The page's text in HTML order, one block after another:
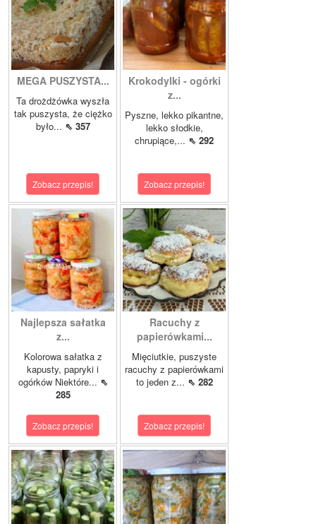
MEGA PUSZYSTA...
Ta drożdżówka wyszła
tak puszysta, że ciężko
było... ⇖ 357
Zobacz przepis!
Krokodylki - ogórki
z...
Pyszne, lekko pikantne,
lekko słodkie,
chrupiące,... ⇖ 292
Zobacz przepis!
Najlepsza sałatka
z...
Kolorowa sałatka z
kapusty, papryki i
ogórków Niektóre... ⇖
285
Zobacz przepis!
Racuchy z
papierówkami...
Mięciutkie, puszyste
racuchy z papierówkami
to jeden z... ⇖ 282
Zobacz przepis!